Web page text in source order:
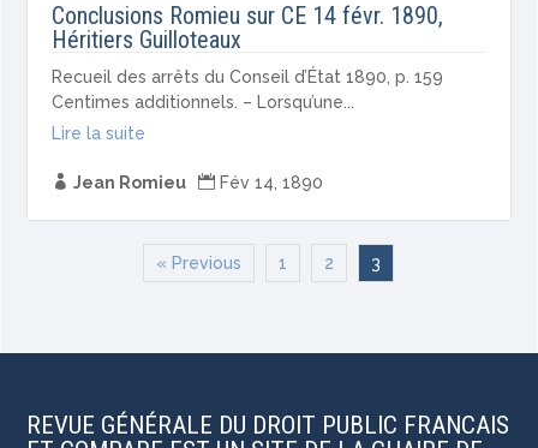
Conclusions Romieu sur CE 14 févr. 1890,
Héritiers Guilloteaux
Recueil des arrêts du Conseil d’État 1890, p. 159
Centimes additionnels. – Lorsqu’une...
Lire la suite
 Jean Romieu  Fév 14, 1890
« Previous 1 2 3
REVUE GÉNÉRALE DU DROIT PUBLIC FRANCAIS